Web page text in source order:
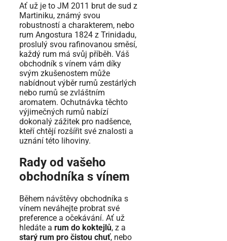
Ať už je to JM 2011 brut de sud z
Martiniku, známý svou
robustností a charakterem, nebo
rum Angostura 1824 z Trinidadu,
proslulý svou rafinovanou směsí,
každý rum má svůj příběh. Váš
obchodník s vínem vám díky
svým zkušenostem může
nabídnout výběr rumů zestárlých
nebo rumů se zvláštním
aromatem. Ochutnávka těchto
výjimečných rumů nabízí
dokonalý zážitek pro nadšence,
kteří chtějí rozšířit své znalosti a
uznání této lihoviny.
Rady od vašeho
obchodníka s vínem
Během návštěvy obchodníka s
vínem neváhejte probrat své
preference a očekávání. Ať už
hledáte a rum do koktejlů, z a
starý rum pro čistou chuť, nebo